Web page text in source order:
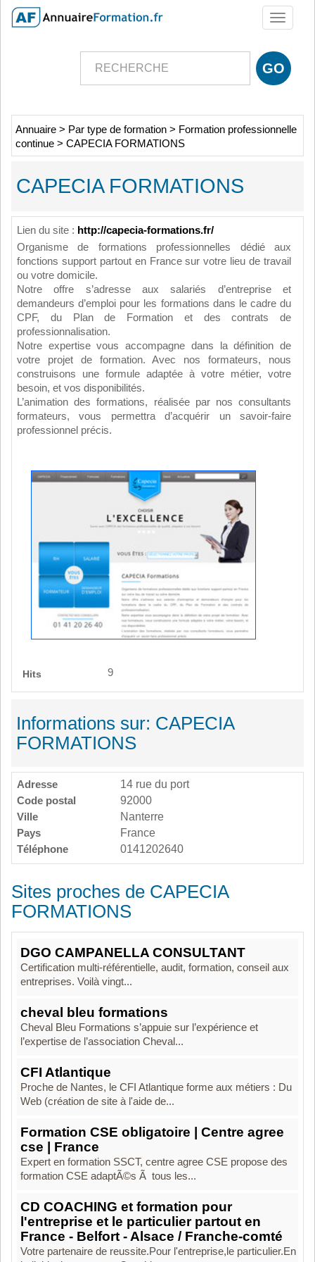
Toggle
Annuaire > Par type de formation > Formation professionnelle
continue > CAPECIA FORMATIONS
CAPECIA FORMATIONS
Lien du site : http://capecia-formations.fr/
Organisme de formations professionnelles dédié aux
fonctions support partout en France sur votre lieu de travail
ou votre domicile.
Notre offre s’adresse aux salariés d’entreprise et
demandeurs d’emploi pour les formations dans le cadre du
CPF, du Plan de Formation et des contrats de
professionnalisation.
Notre expertise vous accompagne dans la définition de
votre projet de formation. Avec nos formateurs, nous
construisons une formule adaptée à votre métier, votre
besoin, et vos disponibilités.
L’animation des formations, réalisée par nos consultants
formateurs, vous permettra d’acquérir un savoir-faire
professionnel précis.
Hits 9
Informations sur: CAPECIA
FORMATIONS
Adresse
14 rue du port
Code postal
92000
Ville
Nanterre
Pays
France
Téléphone
0141202640
Sites proches de CAPECIA
FORMATIONS
DGO CAMPANELLA CONSULTANT
Certification multi-référentielle, audit, formation, conseil aux
entreprises. Voilà vingt...
cheval bleu formations
Cheval Bleu Formations s’appuie sur l’expérience et
l’expertise de l’association Cheval...
CFI Atlantique
Proche de Nantes, le CFI Atlantique forme aux métiers : Du
Web (création de site à l'aide de...
Formation CSE obligatoire | Centre agree
cse | France
Expert en formation SSCT, centre agree CSE propose des
formation CSE adaptÃ©s Ã tous les...
CD COACHING et formation pour
l'entreprise et le particulier partout en
France - Belfort - Alsace / Franche-comté
Votre partenaire de reussite.Pour l'entreprise,le particulier.En